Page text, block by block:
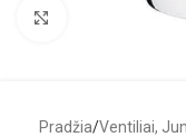
Click to enlarge
Pradžia/Ventiliai,